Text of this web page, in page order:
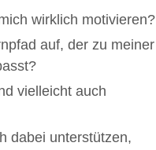
wirklich motivieren?
auf, der zu meiner
vielleicht auch
dabei unterstützen,